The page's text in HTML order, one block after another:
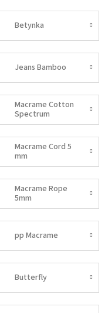
Betynka
Jeans Bamboo
Macrame Cotton
Spectrum
Macrame Cord 5
mm
Macrame Rope
5mm
pp Macrame
Butterfly